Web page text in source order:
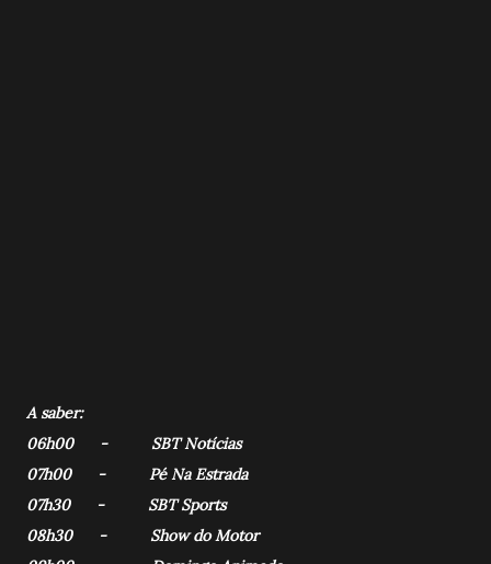
A saber:
06h00 - SBT Notícias
07h00 - Pé Na Estrada
07h30 - SBT Sports
08h30 - Show do Motor